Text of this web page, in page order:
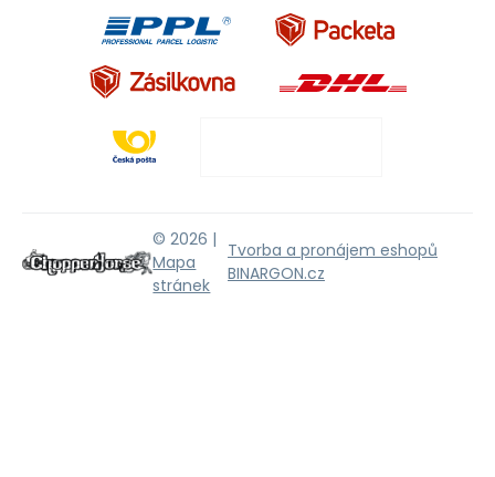
© 2026 |
Mapa
stránek
Tvorba a pronájem eshopů
BINARGON.cz